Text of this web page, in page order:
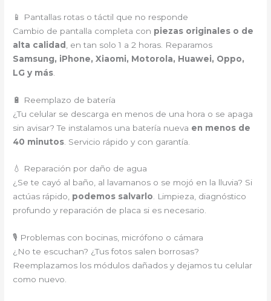
📱 Pantallas rotas o táctil que no responde
Cambio de pantalla completa con piezas originales o de
alta calidad
, en tan solo 1 a 2 horas. Reparamos
Samsung, iPhone, Xiaomi, Motorola, Huawei, Oppo,
LG y más
🔋 Reemplazo de batería
¿Tu celular se descarga en menos de una hora o se apaga
sin avisar? Te instalamos una batería nueva en menos de
40 minutos . Servicio rápido y con garantía.
💧 Reparación por daño de agua
¿Se te cayó al baño, al lavamanos o se mojó en la lluvia? Si
actúas rápido, podemos salvarlo. Limpieza, diagnóstico
profundo y reparación de placa si es necesario.
🎙️ Problemas con bocinas, micrófono o cámara
¿No te escuchan? ¿Tus fotos salen borrosas?
Reemplazamos los módulos dañados y dejamos tu celular
como nuevo.